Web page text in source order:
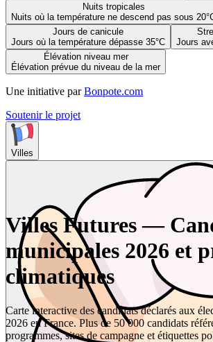
Nuits tropicales
Nuits où la température ne descend pas sous
Jours de canicule
Jours où la température dépasse 35°C
Jours
Élévation niveau mer
Élévation prévue du niveau de la mer
Une initiative par Bonpote.com
Soutenir le projet
Villes
Villes Futures —
municipales 2026 et
climatiques
Carte interactive des candidats déclarés aux
2026 en France. Plus de 50 000 candidats
programmes, sites de campagne et étiquettes